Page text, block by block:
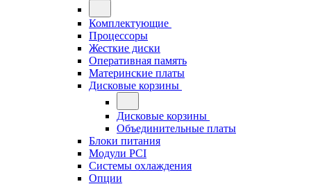
Комплектующие
Процессоры
Жесткие диски
Оперативная память
Материнские платы
Дисковые корзины
Дисковые корзины
Объединительные платы
Блоки питания
Модули PCI
Системы охлаждения
Опции